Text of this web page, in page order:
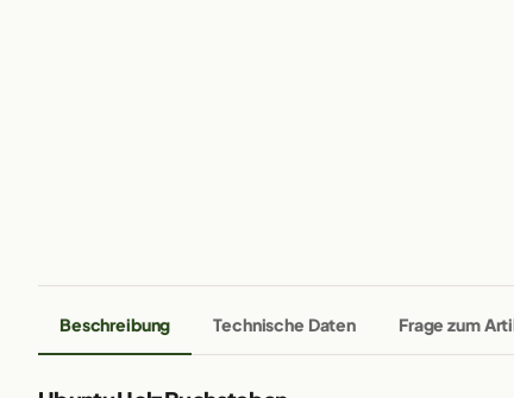
Beschreibung Technische Daten Frage zum